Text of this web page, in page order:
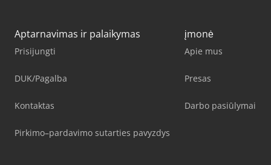
Aptarnavimas ir palaikymas
Prisijungti
DUK/Pagalba
Kontaktas
Pirkimo–pardavimo sutarties pavyzdys
įmonė
Apie mus
Presas
Darbo pasiūlymai